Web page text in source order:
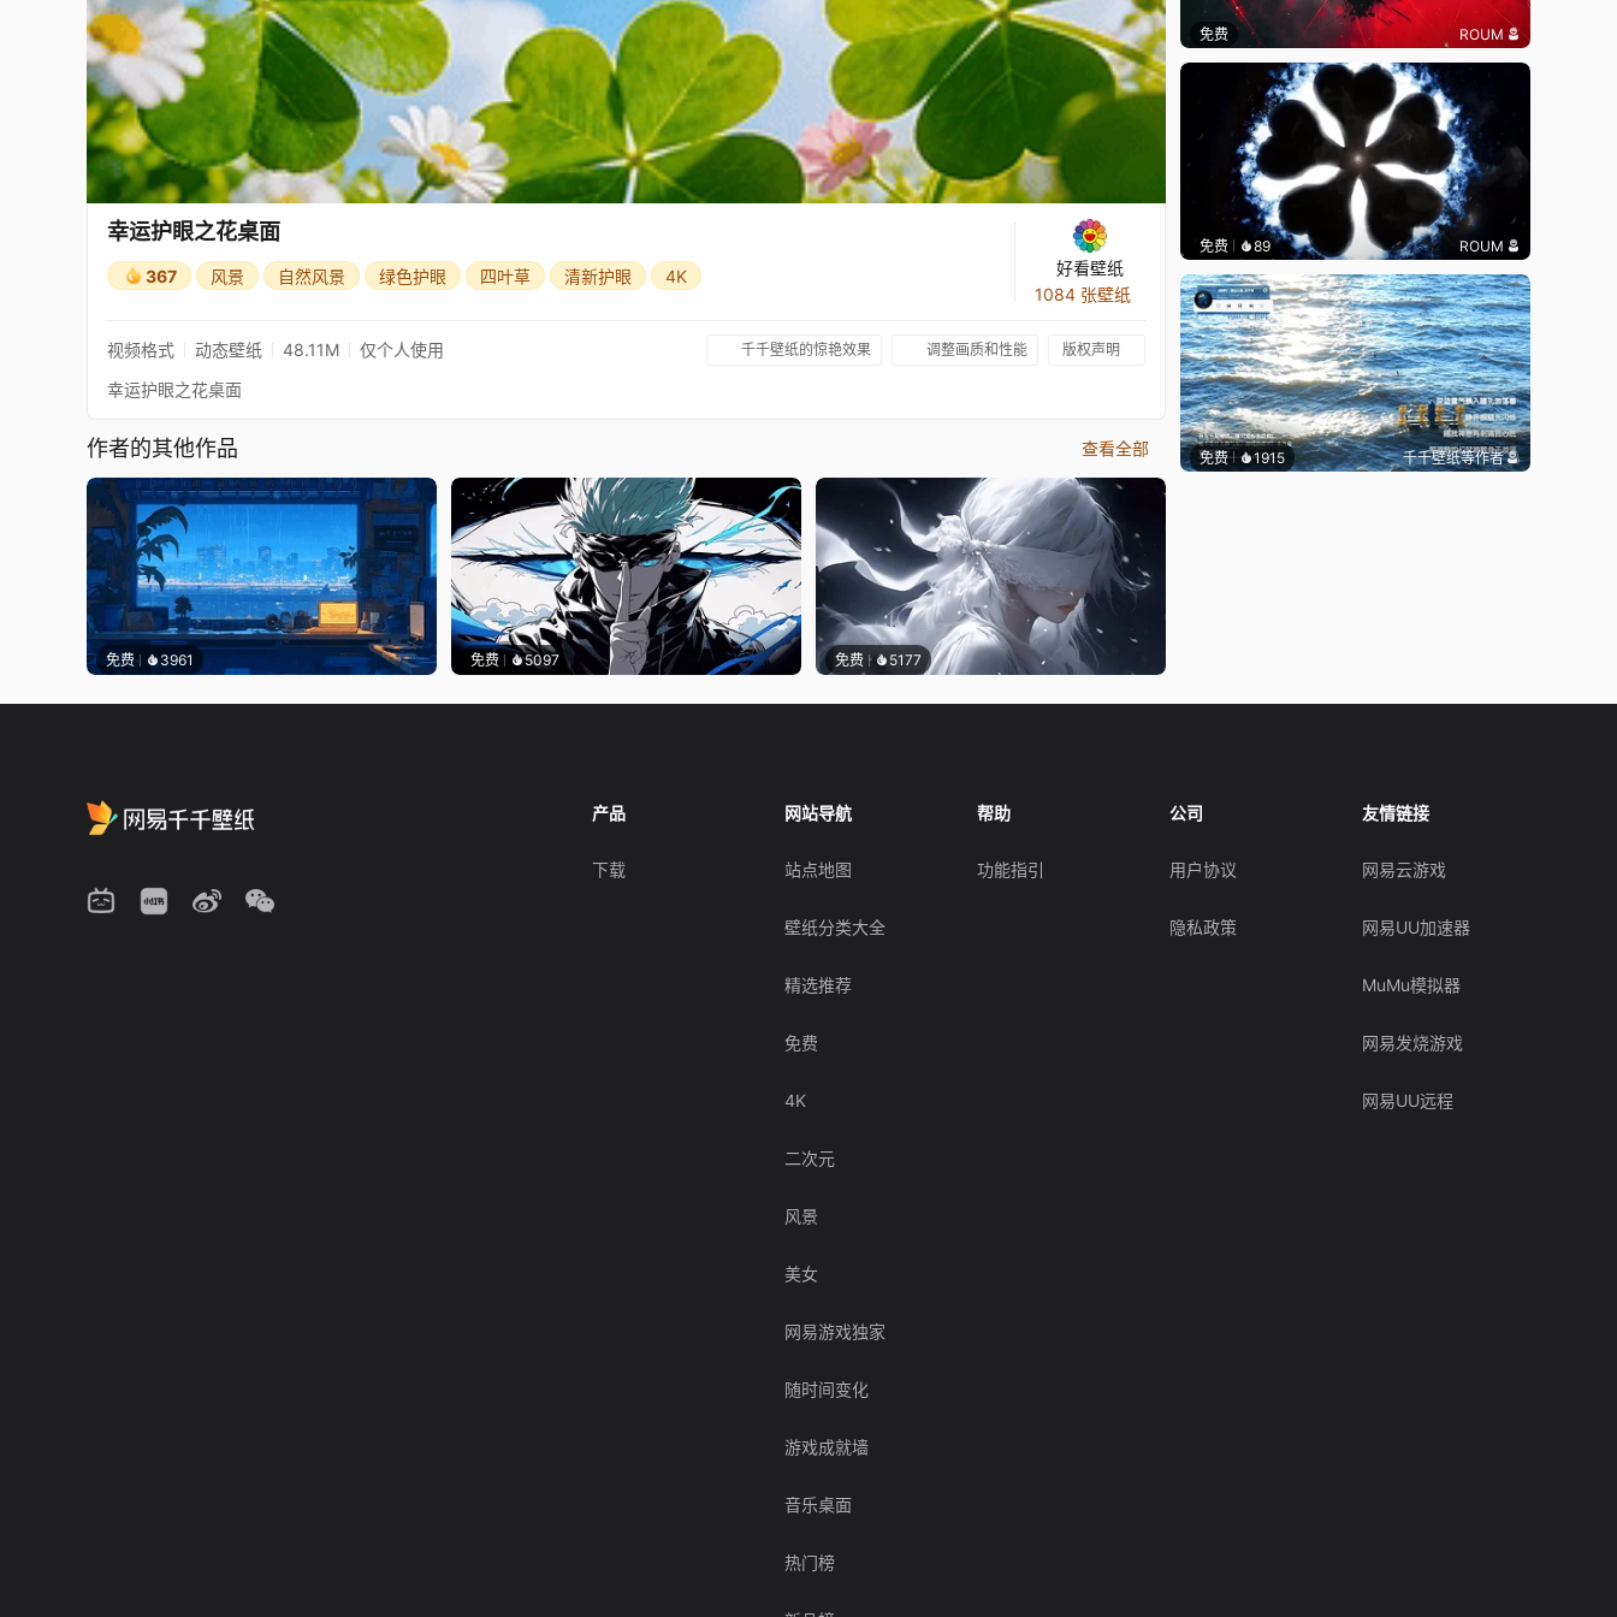
幸运护眼之花桌面
367 风景 自然风景 绿色护眼 四叶草 清新护眼 4K
好看壁纸
1084 张壁纸
视频格式 动态壁纸 48.11M 仅个人使用 千千壁纸的惊艳效果 调整画质和性能 版权声明
幸运护眼之花桌面
作者的其他作品 查看全部
免费 3961 免费 5097 免费 5177
免费 ROUM
免费 89 ROUM
免费 1915 千千壁纸等作者
产品
下载
网站导航
站点地图
壁纸分类大全
精选推荐
免费
4K
二次元
风景
美女
网易游戏独家
随时间变化
游戏成就墙
音乐桌面
热门榜
帮助
功能指引
公司
用户协议
隐私政策
友情链接
网易云游戏
网易UU加速器
MuMu模拟器
网易发烧游戏
网易UU远程